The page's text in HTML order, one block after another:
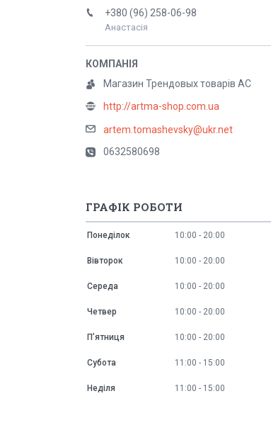
+380 (96) 258-06-98
Анастасія
Магазин Трендовых товарів АС
http://artma-shop.com.ua
artem.tomashevsky@ukr.net
0632580698
ГРАФІК РОБОТИ
Понеділок 10:00 20:00
Вівторок 10:00 20:00
Середа 10:00 20:00
Четвер 10:00 20:00
Пʼятниця 10:00 20:00
Субота 11:00 15:00
Неділя 11:00 15:00